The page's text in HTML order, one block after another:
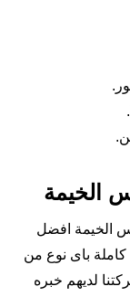
الخيمة
الخيمة افضل
باى نوع من
لديهم خبره